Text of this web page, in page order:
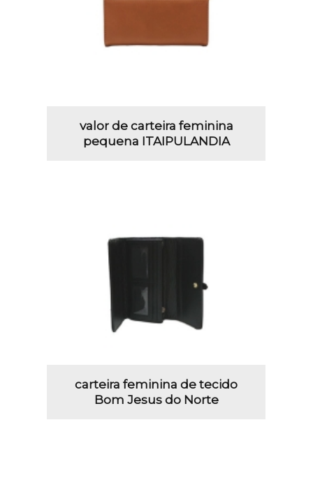
valor de carteira feminina
pequena ITAIPULANDIA
carteira feminina de tecido
Bom Jesus do Norte